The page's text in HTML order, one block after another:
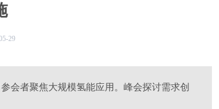
29
会者聚焦大规模氢能应用。峰会探讨需求创